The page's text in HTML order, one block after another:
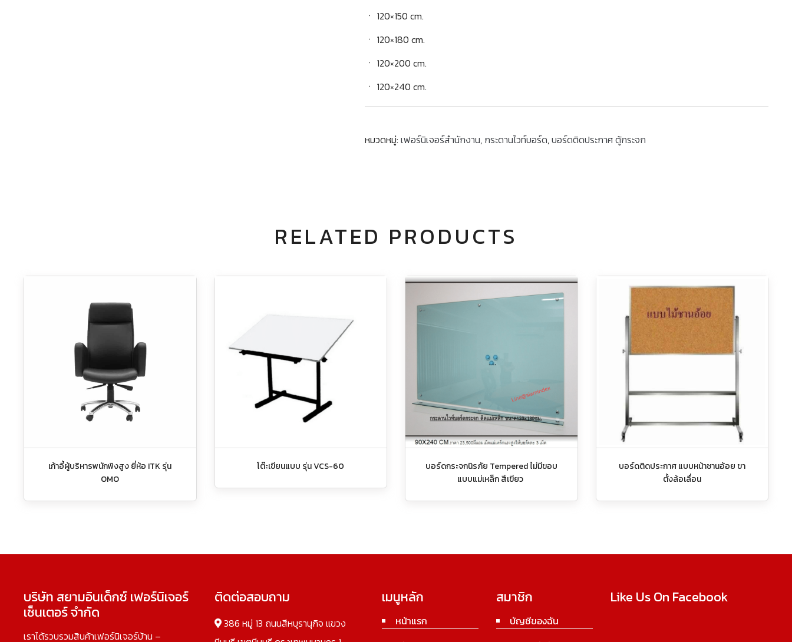
ㆍ 120×150 cm.
ㆍ 120×180 cm.
ㆍ 120×200 cm.
ㆍ 120×240 cm.
หมวดหมู่:เฟอร์นิเจอร์สำนักงาน, กระดานไวท์บอร์ด,บอร์ดติดประกาศ ตู้กระจก
RELATED PRODUCTS
เก้าอี้ผู้บริหารพนักพิงสูง ยี่ห้อ ITK รุ่น
OMO
โต๊ะเขียนแบบ รุ่น VCS-60
บอร์ดกระจกนิรภัย Tempered ไม่มีขอบ
แบบแม่เหล็ก สีเขียว
บอร์ดติดประกาศ แบบหน้าชานอ้อย ขา
ตั้งล้อเลื่อน
บริษัท สยามอินเด็กซ์ เฟอร์นิเจอร์
เซ็นเตอร์ จำกัด
เราได้รวบรวมสินค้าเฟอร์นิเจอร์บ้าน –
ติดต่อสอบถาม
386 หมู่ 13 ถนนสีหบุรานุกิจ แขวง
เมนูหลัก
หน้าแรก
สมาชิก
บัญชีของฉัน
Like Us On Facebook